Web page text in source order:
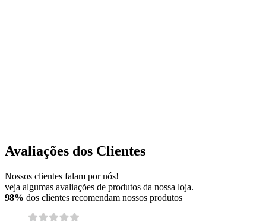
Avaliações dos Clientes
Nossos clientes falam por nós!
veja algumas avaliações de produtos da nossa loja.
98% dos clientes recomendam nossos produtos